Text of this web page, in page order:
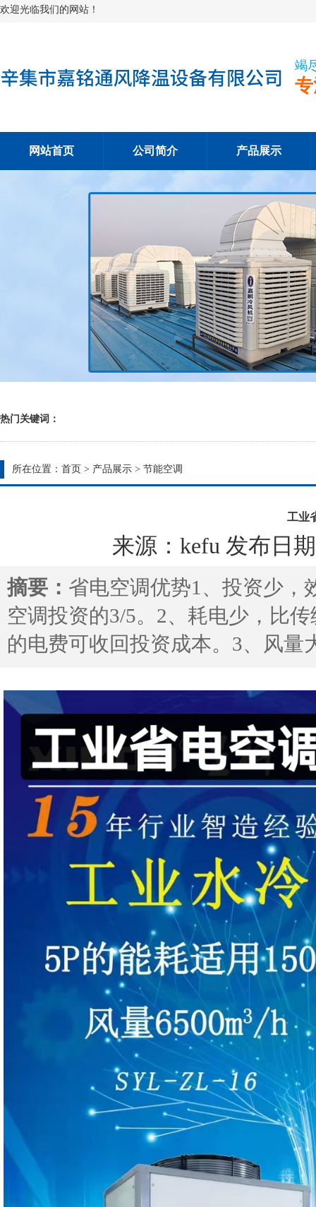
欢迎光临我们的网站！
竭
网站首页 公司简介 产品展示
热门关键词：
所在位置： 首页 > 产品展示 > 节能空调
工业
来源：kefu 发布日
摘要： 省电空调优势1、投资少，
空调投资的3/5。2、耗电少，比
的电费可收回投资成本。3、风量